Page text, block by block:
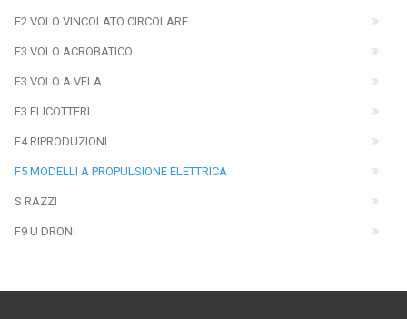
F2 VOLO VINCOLATO CIRCOLARE
F3 VOLO ACROBATICO
F3 VOLO A VELA
F3 ELICOTTERI
F4 RIPRODUZIONI
F5 MODELLI A PROPULSIONE ELETTRICA
S RAZZI
F9 U DRONI